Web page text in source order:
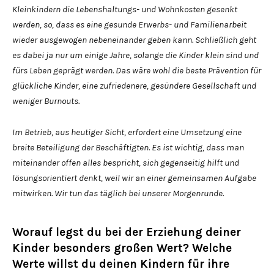
Kleinkindern die Lebenshaltungs- und Wohnkosten gesenkt
werden, so, dass es eine gesunde Erwerbs- und Familienarbeit
wieder ausgewogen nebeneinander geben kann. Schließlich geht
es dabei ja nur um einige Jahre, solange die Kinder klein sind und
fürs Leben geprägt werden. Das wäre wohl die beste Prävention für
glückliche Kinder, eine zufriedenere, gesündere Gesellschaft und
weniger Burnouts.
Im Betrieb, aus heutiger Sicht, erfordert eine Umsetzung eine
breite Beteiligung der Beschäftigten. Es ist wichtig, dass man
miteinander offen alles bespricht, sich gegenseitig hilft und
lösungsorientiert denkt, weil wir an einer gemeinsamen Aufgabe
mitwirken. Wir tun das täglich bei unserer Morgenrunde.
Worauf legst du bei der Erziehung deiner
Kinder besonders großen Wert? Welche
Werte willst du deinen Kindern für ihre